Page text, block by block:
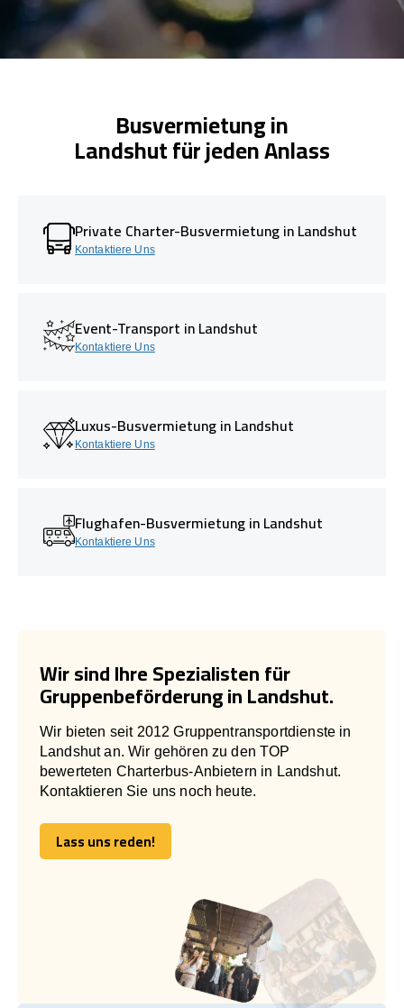
Busvermietung in
Landshut für jeden Anlass
Private Charter-Busvermietung in Landshut
Kontaktiere Uns
Event-Transport in Landshut
Kontaktiere Uns
Luxus-Busvermietung in Landshut
Kontaktiere Uns
Flughafen-Busvermietung in Landshut
Kontaktiere Uns
Wir sind Ihre Spezialisten für
Gruppenbeförderung in Landshut.
Wir bieten seit 2012 Gruppentransportdienste in
Landshut an. Wir gehören zu den TOP
bewerteten Charterbus-Anbietern in Landshut.
Kontaktieren Sie uns noch heute.
Lass uns reden!
Lass uns reden!